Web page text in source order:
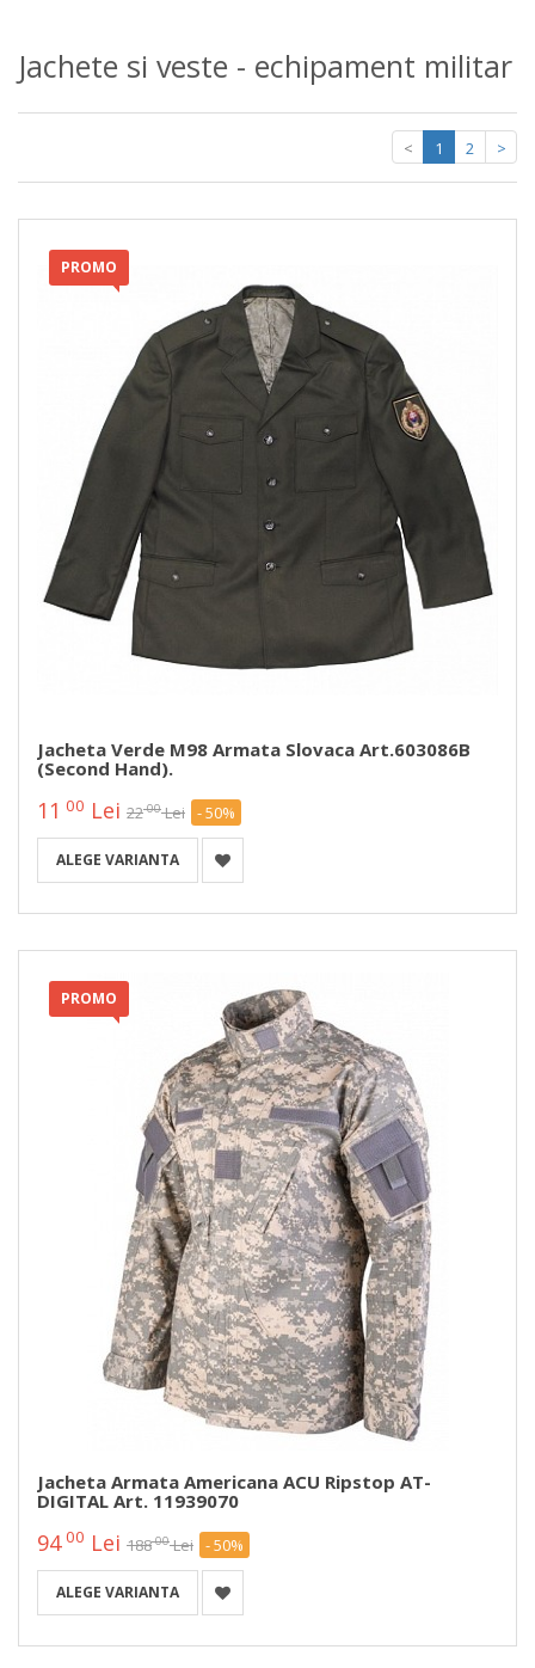
Jachete si veste - echipament militar
< 1 2 >
PROMO
Jacheta Verde M98 Armata Slovaca Art.603086B
(second Hand).
11 00 Lei 2200 Lei - 50%
ALEGE VARIANTA
PROMO
Jacheta Armata Americana ACU Ripstop AT-
DIGITAL Art. 11939070
94 00 Lei 18800 Lei - 50%
ALEGE VARIANTA